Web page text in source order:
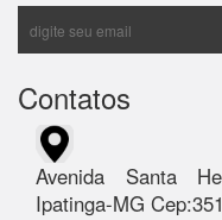
Contatos
Avenida Santa
Ipatinga-MG